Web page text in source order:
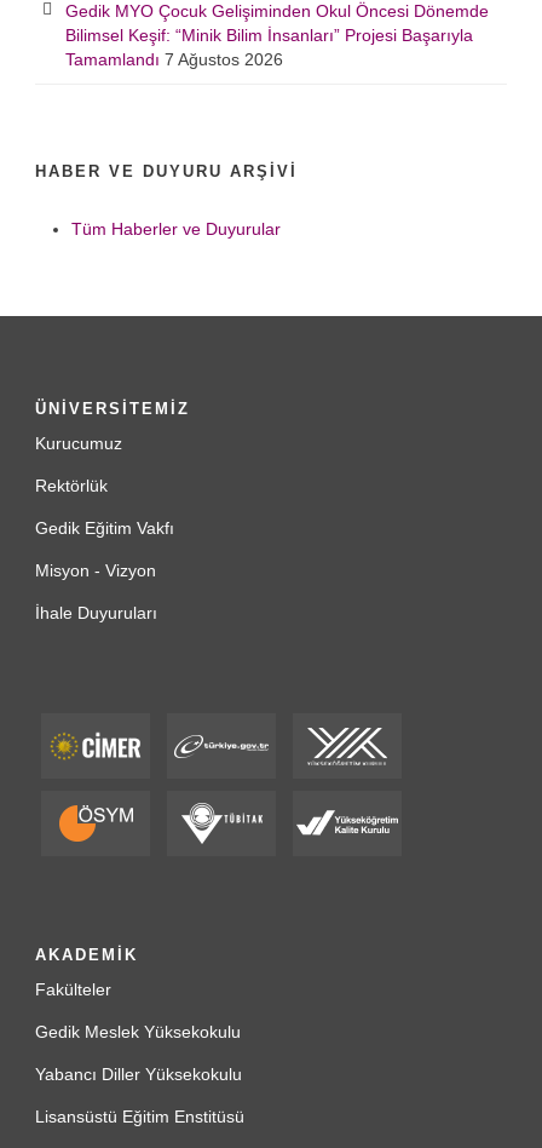
Gedik MYO Çocuk Gelişiminden Okul Öncesi Dönemde
Bilimsel Keşif: “Minik Bilim İnsanları” Projesi Başarıyla
Tamamlandı 7 Ağustos 2026
HABER VE DUYURU ARŞIVI
Tüm Haberler ve Duyurular
ÜNİVERSİTEMİZ
Kurucumuz
Rektörlük
Gedik Eğitim Vakfı
Misyon - Vizyon
İhale Duyuruları
AKADEMİK
Fakülteler
Gedik Meslek Yüksekokulu
Yabancı Diller Yüksekokulu
Lisansüstü Eğitim Enstitüsü